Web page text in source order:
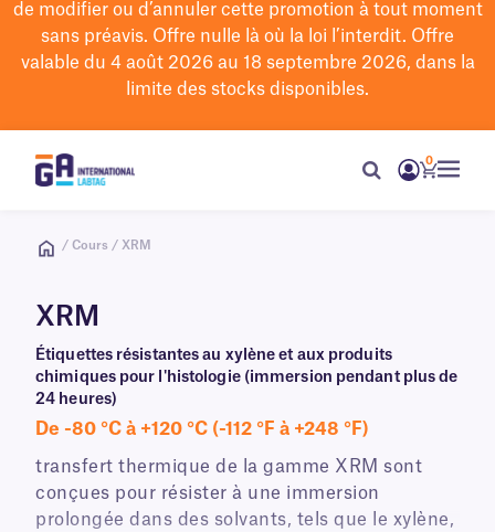
de modifierou d’annuler cette promotion à tout moment
sans préavis. Offre nulle là où la loi l’interdit. Offre
valable du 4 août 2026 au 18 septembre 2026, dans la
limite des stocks disponibles.
0
/ Cours / XRM
XRM
Étiquettes résistantes au xylène et aux produits
chimiques pour l'histologie (immersion pendant plus de
24 heures)
De -80 °C à +120 °C (-112 °F à +248 °F)
transfert thermique de la gamme XRM sont
conçues pour résister à une immersion
prolongée dans des solvants, tels que le xylène,